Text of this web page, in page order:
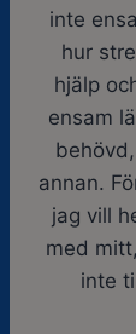
inte
hur
hjälp
ensam
annan.
jag vill
med
inte